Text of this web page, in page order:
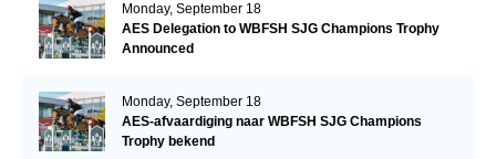
Monday, September 18
AES Delegation to WBFSH SJG Champions Trophy
Announced
Monday, September 18
AES-afvaardiging naar WBFSH SJG Champions
Trophy bekend